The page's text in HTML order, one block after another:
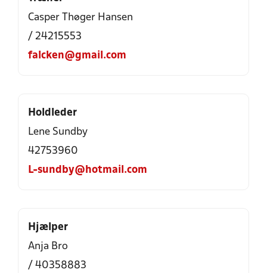
Casper Thøger Hansen
/ 24215553
falcken@gmail.com
Holdleder
Lene Sundby
42753960
L-sundby@hotmail.com
Hjælper
Anja Bro
/ 40358883